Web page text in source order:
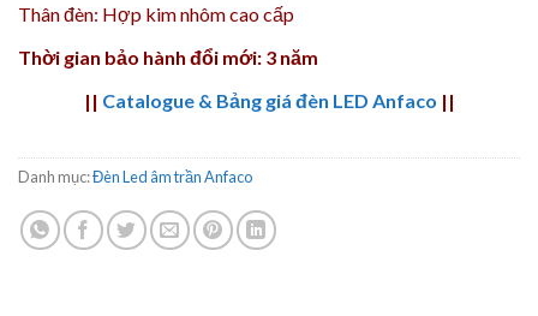
Thân đèn: Hợp kim nhôm cao cấp
Thời gian bảo hành đổi mới: 3 năm
|| Catalogue & Bảng giá đèn LED Anfaco ||
Danh mục:Đèn Led âm trần Anfaco